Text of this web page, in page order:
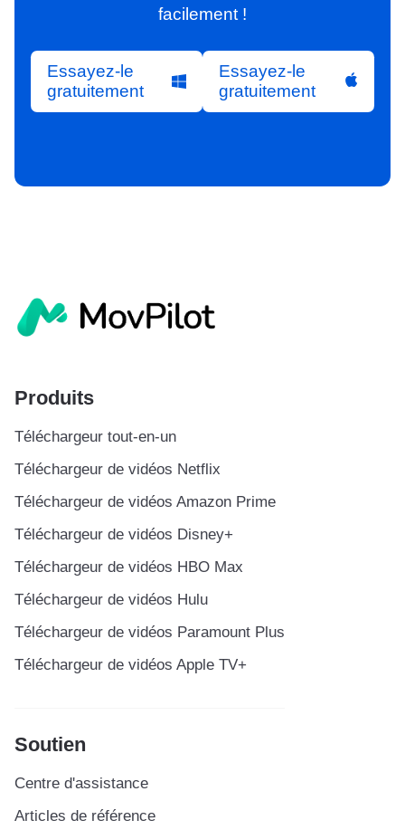
facilement !
Essayez-le
gratuitement
Essayez-le
gratuitement
Produits
Téléchargeur tout-en-un
Téléchargeur de vidéos Netflix
Téléchargeur de vidéos Amazon Prime
Téléchargeur de vidéos Disney+
Téléchargeur de vidéos HBO Max
Téléchargeur de vidéos Hulu
Téléchargeur de vidéos Paramount Plus
Téléchargeur de vidéos Apple TV+
Soutien
Centre d'assistance
Articles de référence